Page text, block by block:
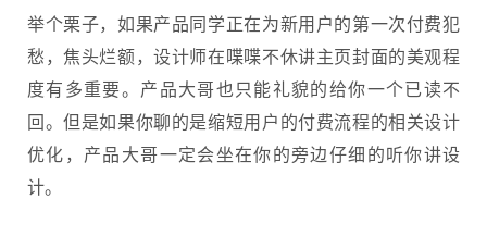
举个栗子，如果产品同学正在为新用户的第一次付费犯
愁，焦头烂额，设计师在喋喋不休讲主页封面的美观程
度有多重要。产品大哥也只能礼貌的给你一个已读不
回。但是如果你聊的是缩短用户的付费流程的相关设计
优化，产品大哥一定会坐在你的旁边仔细的听你讲设
计。